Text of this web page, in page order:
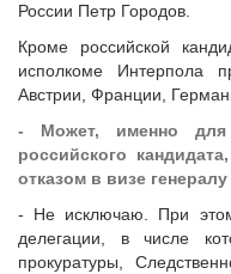
России Петр Городов.
Кроме российской
исполкоме Интерпола
Австрии, Франции,
- Может, именно
российского
отказом в визе
- Не исключаю. При
делегации, в числе
прокуратуры,